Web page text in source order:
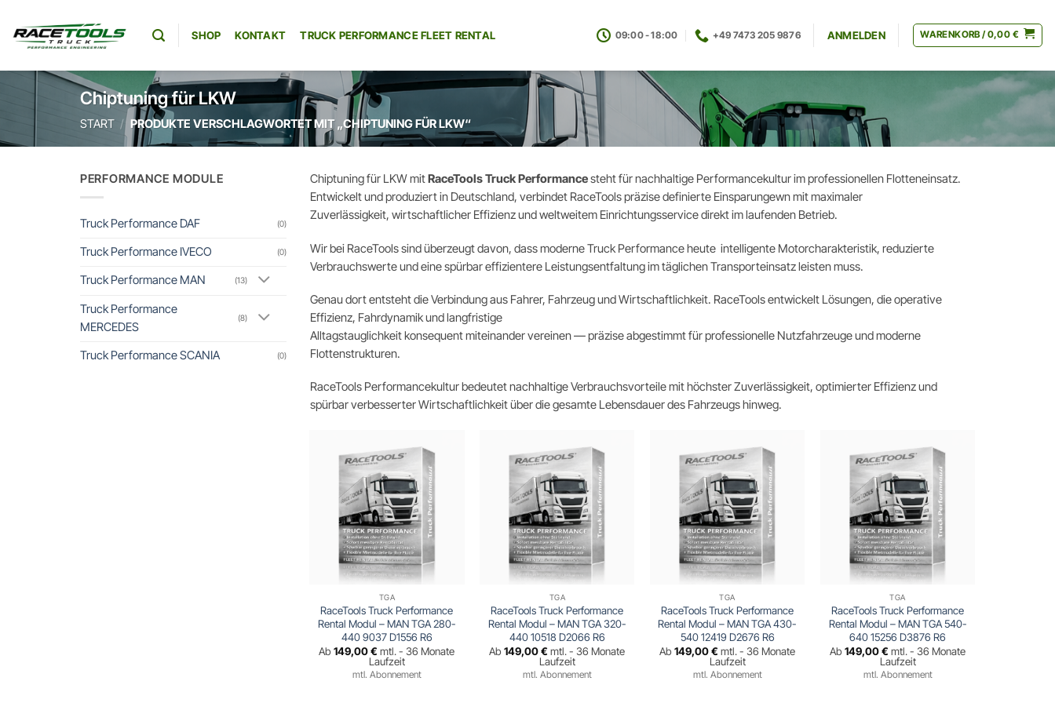
Inhalt
springen
SHOP KONTAKT TRUCK PERFORMANCE FLEET RENTAL 09:00 - 18:00 +49 7473 205 9876 ANMELDEN WARENKORB /0,00 €
Chiptuning für LKW
START / PRODUKTE VERSCHLAGWORTET MIT „CHIPTUNING FÜR LKW“
PERFORMANCE MODULE
Truck Performance DAF (0)
Truck Performance IVECO (0)
Truck Performance MAN (13)
Truck Performance
MERCEDES
(8)
Truck Performance SCANIA (0)
Chiptuning für LKW mitRaceTools Truck Performancesteht für nachhaltige Performancekultur im professionellen Flotteneinsatz.
Entwickelt und produziert in Deutschland, verbindet RaceTools präzise definierte Einsparungewn mit maximaler
Zuverlässigkeit, wirtschaftlicher Effizienz und weltweitem Einrichtungsservice direkt im laufenden Betrieb.
Wir bei RaceTools sind überzeugt davon, dass moderne Truck Performance heute intelligente Motorcharakteristik, reduzierte
Verbrauchswerte und eine spürbar effizientere Leistungsentfaltung im täglichen Transporteinsatz leisten muss.
Genau dort entsteht die Verbindung aus Fahrer, Fahrzeug und Wirtschaftlichkeit. RaceTools entwickelt Lösungen, die operative
Effizienz, Fahrdynamik und langfristige
Alltagstauglichkeit konsequent miteinander vereinen — präzise abgestimmt für professionelle Nutzfahrzeuge und moderne
Flottenstrukturen.
RaceTools Performancekultur bedeutet nachhaltige Verbrauchsvorteile mit höchster Zuverlässigkeit, optimierter Effizienz und
spürbar verbesserter Wirtschaftlichkeit über die gesamte Lebensdauer des Fahrzeugs hinweg.
TGA
RaceTools Truck Performance
Rental Modul – MAN TGA 280-
440 9037 D1556 R6
Ab149,00€ mtl. - 36 Monate
Laufzeit
mtl. Abonnement
TGA
RaceTools Truck Performance
Rental Modul – MAN TGA 320-
440 10518 D2066 R6
Ab149,00€ mtl. - 36 Monate
Laufzeit
mtl. Abonnement
TGA
RaceTools Truck Performance
Rental Modul – MAN TGA 430-
540 12419 D2676 R6
Ab149,00€ mtl. - 36 Monate
Laufzeit
mtl. Abonnement
TGA
RaceTools Truck Performance
Rental Modul – MAN TGA 540-
640 15256 D3876 R6
Ab149,00€ mtl. - 36 Monate
Laufzeit
mtl. Abonnement